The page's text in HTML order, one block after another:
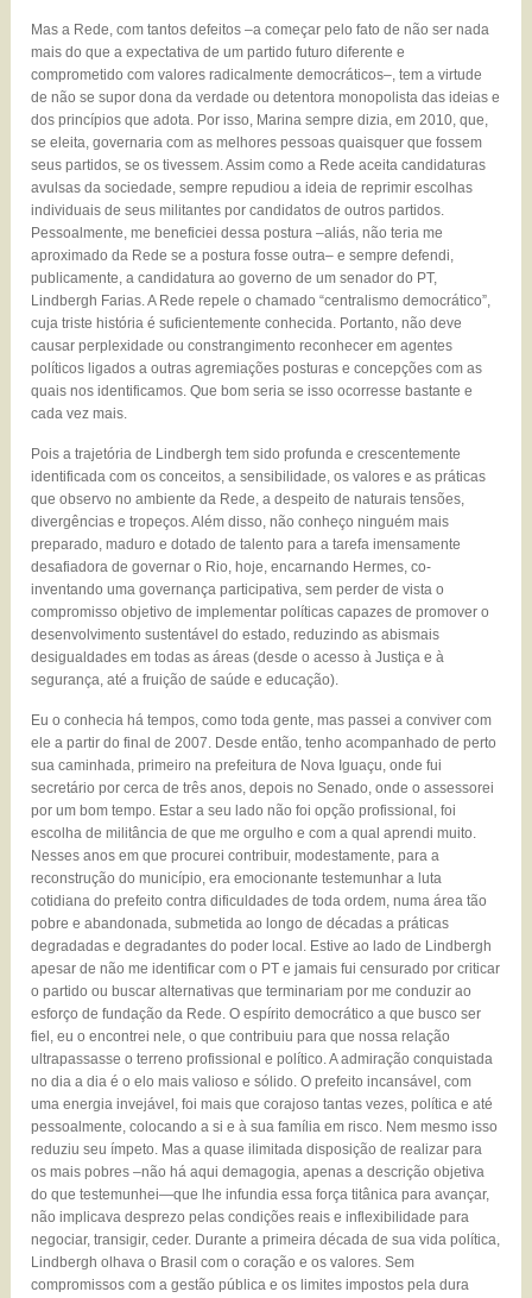
Mas a Rede, com tantos defeitos –a começar pelo fato de não ser nada
mais do que a expectativa de um partido futuro diferente e
comprometido com valores radicalmente democráticos–, tem a virtude
de não se supor dona da verdade ou detentora monopolista das ideias e
dos princípios que adota. Por isso, Marina sempre dizia, em 2010, que,
se eleita, governaria com as melhores pessoas quaisquer que fossem
seus partidos, se os tivessem. Assim como a Rede aceita candidaturas
avulsas da sociedade, sempre repudiou a ideia de reprimir escolhas
individuais de seus militantes por candidatos de outros partidos.
Pessoalmente, me beneficiei dessa postura –aliás, não teria me
aproximado da Rede se a postura fosse outra– e sempre defendi,
publicamente, a candidatura ao governo de um senador do PT,
Lindbergh Farias. A Rede repele o chamado “centralismo democrático”,
cuja triste história é suficientemente conhecida. Portanto, não deve
causar perplexidade ou constrangimento reconhecer em agentes
políticos ligados a outras agremiações posturas e concepções com as
quais nos identificamos. Que bom seria se isso ocorresse bastante e
cada vez mais.
Pois a trajetória de Lindbergh tem sido profunda e crescentemente
identificada com os conceitos, a sensibilidade, os valores e as práticas
que observo no ambiente da Rede, a despeito de naturais tensões,
divergências e tropeços. Além disso, não conheço ninguém mais
preparado, maduro e dotado de talento para a tarefa imensamente
desafiadora de governar o Rio, hoje, encarnando Hermes, co-
inventando uma governança participativa, sem perder de vista o
compromisso objetivo de implementar políticas capazes de promover o
desenvolvimento sustentável do estado, reduzindo as abismais
desigualdades em todas as áreas (desde o acesso à Justiça e à
segurança, até a fruição de saúde e educação).
Eu o conhecia há tempos, como toda gente, mas passei a conviver com
ele a partir do final de 2007. Desde então, tenho acompanhado de perto
sua caminhada, primeiro na prefeitura de Nova Iguaçu, onde fui
secretário por cerca de três anos, depois no Senado, onde o assessorei
por um bom tempo. Estar a seu lado não foi opção profissional, foi
escolha de militância de que me orgulho e com a qual aprendi muito.
Nesses anos em que procurei contribuir, modestamente, para a
reconstrução do município, era emocionante testemunhar a luta
cotidiana do prefeito contra dificuldades de toda ordem, numa área tão
pobre e abandonada, submetida ao longo de décadas a práticas
degradadas e degradantes do poder local. Estive ao lado de Lindbergh
apesar de não me identificar com o PT e jamais fui censurado por criticar
o partido ou buscar alternativas que terminariam por me conduzir ao
esforço de fundação da Rede. O espírito democrático a que busco ser
fiel, eu o encontrei nele, o que contribuiu para que nossa relação
ultrapassasse o terreno profissional e político. A admiração conquistada
no dia a dia é o elo mais valioso e sólido. O prefeito incansável, com
uma energia invejável, foi mais que corajoso tantas vezes, política e até
pessoalmente, colocando a si e à sua família em risco. Nem mesmo isso
reduziu seu ímpeto. Mas a quase ilimitada disposição de realizar para
os mais pobres –não há aqui demagogia, apenas a descrição objetiva
do que testemunhei—que lhe infundia essa força titânica para avançar,
não implicava desprezo pelas condições reais e inflexibilidade para
negociar, transigir, ceder. Durante a primeira década de sua vida política,
Lindbergh olhava o Brasil com o coração e os valores. Sem
compromissos com a gestão pública e os limites impostos pela dura